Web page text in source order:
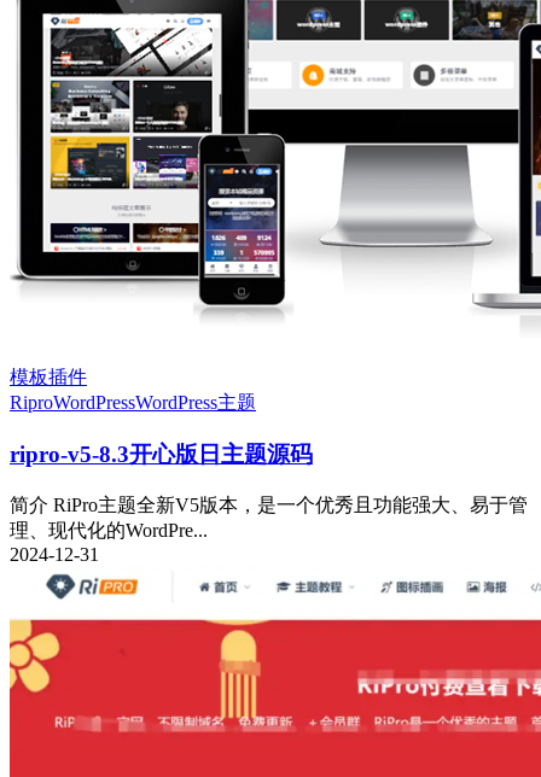
模板插件
RiproWordPressWordPress主题
ripro-v5-8.3开心版日主题源码
简介 RiPro主题全新V5版本，是一个优秀且功能强大、易于管
理、现代化的WordPre...
2024-12-31